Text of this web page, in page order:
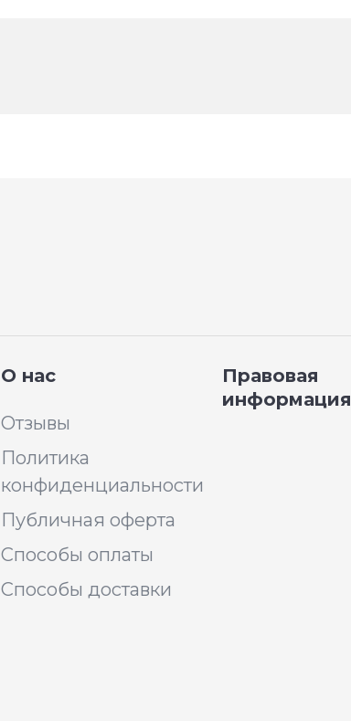
О нас
Отзывы
Политика
конфиденциальности
Публичная оферта
Способы оплаты
Способы доставки
Правовая
информация